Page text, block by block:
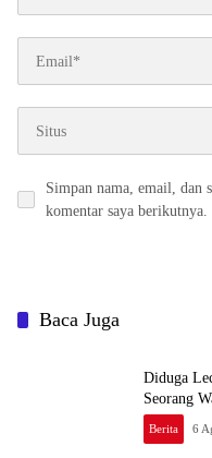
Simpan nama, email, dan
komentar saya berikutnya.
Baca Juga
Diduga
Seorang
Berita 6